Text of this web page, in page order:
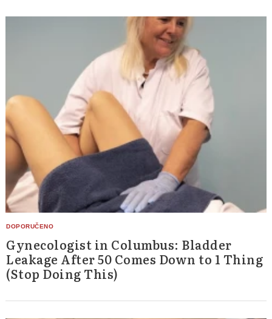
Gynecologist in Columbus: Bladder
Leakage After 50 Comes Down to 1 Thing
(Stop Doing This)